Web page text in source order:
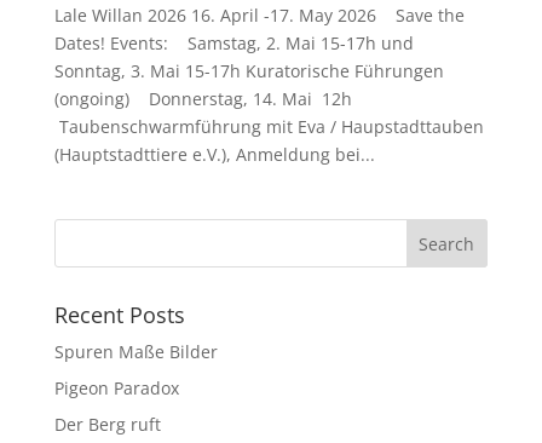
Lale Willan 2026 16. April -17. May 2026 Save the
Dates! Events: Samstag, 2. Mai 15-17h und
Sonntag, 3. Mai 15-17h Kuratorische Führungen
(ongoing) Donnerstag, 14. Mai 12h
Taubenschwarmführung mit Eva / Haupstadttauben
(Hauptstadttiere e.V.), Anmeldung bei...
Recent Posts
Spuren Maße Bilder
Pigeon Paradox
Der Berg ruft